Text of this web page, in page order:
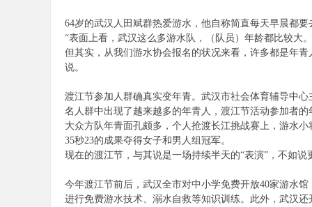
64岁的武汉人田斌群热爱游水，他自称简直每天早晨都
“表面上看，武汉这么多游水队，（队员）年龄都比较大
但其实，从我们游水协会报名的状况来看，许多都是年
说。
渡江节参加人群确真实变年青。武汉市社会体育辅导中
名人群中出现了越来越多的年青人，渡江节活动参加者
大众方队年青面孔颇多，个人抢渡长江挑战赛上，游水
35秒23的成果夺得女子和男人组冠军。
现在的渡江节，与其说是一场持续半天的“表演”，不如
今年渡江节前后，武汉全市对中小学免费开放40家游水
进行免费游水技术、溺水自救等知识训练。此外，武汉